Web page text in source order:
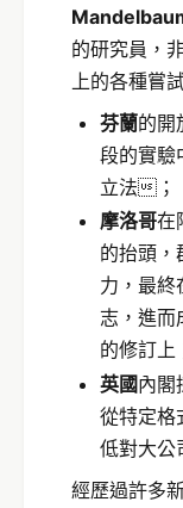
的研究員，
上的各種嘗
芬蘭的開
段的實驗
立法；
摩洛哥在
的抬頭，
力，最終
志，進而
的修訂上
英國內閣
從特定格
低對大公
經歷過許多